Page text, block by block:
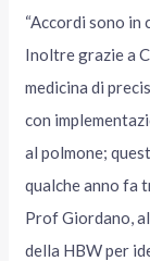
“Accordi sono in
Inoltre grazie a
medicina di
con
al polmone;
qualche anno fa
Prof Giordano,
della HBW per